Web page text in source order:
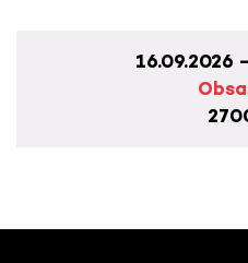
16.09.2026